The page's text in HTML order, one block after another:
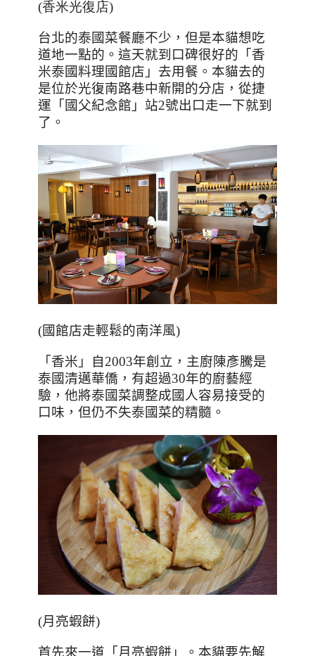
(香米光復店)
台北的泰國菜餐廳不少，但是本貓想吃
道地一點的。這天就到口碑很好的「香
米泰國料理國館店」去用餐。本貓去的
是位於光復南路巷中新開的分店，從捷
運「國父紀念館」站2號出口走一下就到
了。
(國館店走輕鬆的南洋風)
「香米」自2003年創立，主廚陳彥騰是
泰國清邁華僑，有超過30年的廚藝經
驗，他將泰國菜調整成國人容易接受的
口味，但仍不失泰國菜的精髓。
(月亮蝦餅)
首先來一道「月亮蝦餅」。本貓要先解